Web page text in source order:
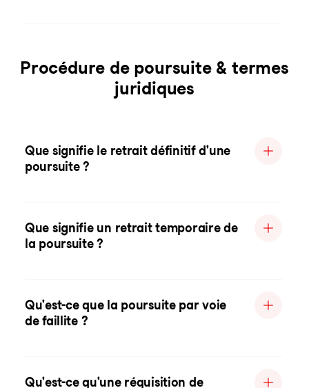
Procédure de poursuite & termes
juridiques
Que signifie le retrait définitif d'une
poursuite ?
Que signifie un retrait temporaire de
la poursuite ?
Qu'est-ce que la poursuite par voie
de faillite ?
Qu'est-ce qu'une réquisition de